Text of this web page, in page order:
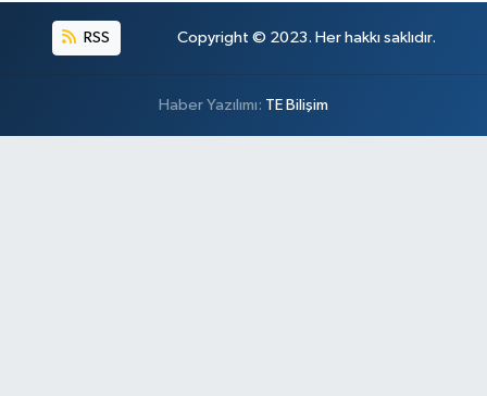
RSS Copyright © 2023. Her hakkı saklıdır.
Haber Yazılımı: TE Bilişim